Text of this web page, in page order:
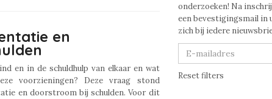
en
en in de schuldhulp van elkaar en wat
voorzieningen? Deze vraag stond
en doorstroom bij schulden. Voor dit
onderzoeken! Na
een bevestigingsmail in
zich bij iedere
Reset filters